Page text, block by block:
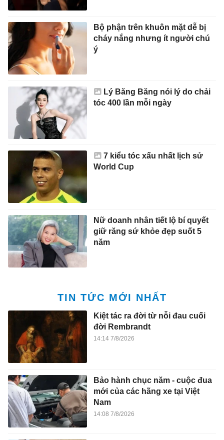
Bộ phận trên khuôn mặt dễ bị
cháy nắng nhưng ít người chú
ý
Lý Băng Băng nói lý do chải
tóc 400 lần mỗi ngày
7 kiểu tóc xấu nhất lịch sử
World Cup
Nữ doanh nhân tiết lộ bí quyết
giữ răng sứ khỏe đẹp suốt 5
năm
TIN TỨC MỚI NHẤT
Kiệt tác ra đời từ nỗi đau cuối
đời Rembrandt
14:14 7/8/2026
Bảo hành chục năm - cuộc đua
mới của các hãng xe tại Việt
Nam
14:08 7/8/2026